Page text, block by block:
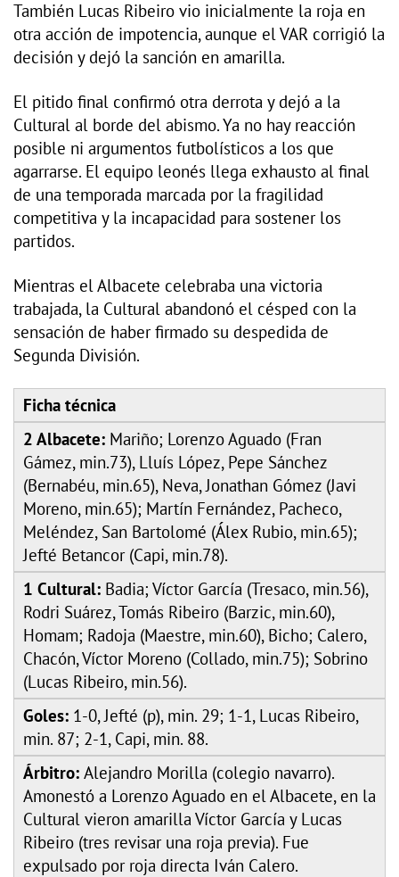
También Lucas Ribeiro vio inicialmente la roja en
otra acción de impotencia, aunque el VAR corrigió la
decisión y dejó la sanción en amarilla.
El pitido final confirmó otra derrota y dejó a la
Cultural al borde del abismo. Ya no hay reacción
posible ni argumentos futbolísticos a los que
agarrarse. El equipo leonés llega exhausto al final
de una temporada marcada por la fragilidad
competitiva y la incapacidad para sostener los
partidos.
Mientras el Albacete celebraba una victoria
trabajada, la Cultural abandonó el césped con la
sensación de haber firmado su despedida de
Segunda División.
Ficha técnica
2 Albacete: Mariño; Lorenzo Aguado (Fran
Gámez, min.73), Lluís López, Pepe Sánchez
(Bernabéu, min.65), Neva, Jonathan Gómez (Javi
Moreno, min.65); Martín Fernández, Pacheco,
Meléndez, San Bartolomé (Álex Rubio, min.65);
Jefté Betancor (Capi, min.78).
1 Cultural: Badia; Víctor García (Tresaco, min.56),
Rodri Suárez, Tomás Ribeiro (Barzic, min.60),
Homam; Radoja (Maestre, min.60), Bicho; Calero,
Chacón, Víctor Moreno (Collado, min.75); Sobrino
(Lucas Ribeiro, min.56).
Goles: 1-0, Jefté (p), min. 29; 1-1, Lucas Ribeiro,
min. 87; 2-1, Capi, min. 88.
Árbitro: Alejandro Morilla (colegio navarro).
Amonestó a Lorenzo Aguado en el Albacete, en la
Cultural vieron amarilla Víctor García y Lucas
Ribeiro (tres revisar una roja previa). Fue
expulsado por roja directa Iván Calero.